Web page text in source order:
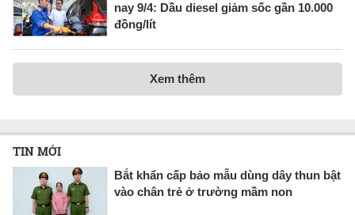
nay 9/4: Dầu diesel giảm sốc gần 10.000
đồng/lít
Xem thêm
TIN MỚI
Bắt khẩn cấp bảo mẫu dùng dây thun bật
vào chân trẻ ở trường mầm non